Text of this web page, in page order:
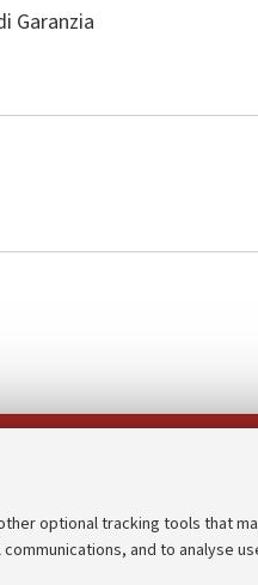
optional tracking tools that
and to analyse
Garanzia
administration